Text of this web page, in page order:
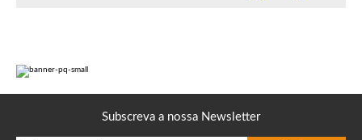
Subscreva a nossa Newsletter